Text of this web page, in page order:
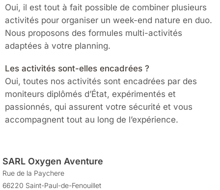
Oui, il est tout à fait possible de combiner plusieurs
activités pour organiser un week-end nature en duo.
Nous proposons des formules multi-activités
adaptées à votre planning.
Les activités sont-elles encadrées ?
Oui, toutes nos activités sont encadrées par des
moniteurs diplômés d’État, expérimentés et
passionnés, qui assurent votre sécurité et vous
accompagnent tout au long de l’expérience.
SARL Oxygen Aventure
Rue de la Paychere
66220 Saint-Paul-de-Fenouillet